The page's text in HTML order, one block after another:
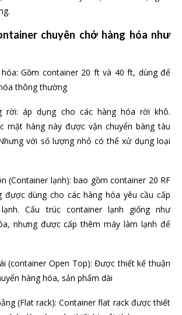
chuyên chở hàng hóa như
Gồm container 20 ft và 40 ft, dùng để
thông thường
rời: áp dụng cho các hàng hóa rời khô.
mặt hàng này được vận chuyển bàng tàu
với số lượng nhỏ có thể xử dụng loại
(Container lạnh): bao gồm container 20 RF
được dùng cho các hàng hóa yêu cầu cấp
Cấu trúc container lạnh giống như
nhưng được cấp thêm máy làm lạnh để
(container Open Top): Được thiết kế thuận
hàng hóa, sản phẩm dài
(Flat rack): Container flat rack được thiết